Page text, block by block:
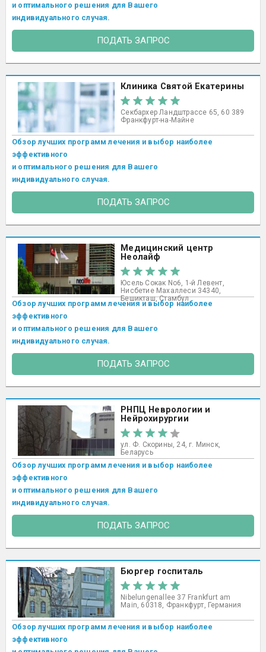
и оптимального решения для Вашего
индивидуального случая.
ПОДАТЬ ЗАПРОС
Клиника Святой Екатерины
Секбархер Ландштрассе 65, 60 389
Франкфурт-на-Майне
Обзор лучших программ лечения и выбор наиболее
эффективного
и оптимального решения для Вашего
индивидуального случая.
ПОДАТЬ ЗАПРОС
Медицинский центр
Неолайф
Юсель Сокак No6, 1-й Левент,
Нисбетие Махаллеси 34340,
Бешикташ, Стамбул ​
Обзор лучших программ лечения и выбор наиболее
эффективного
и оптимального решения для Вашего
индивидуального случая.
ПОДАТЬ ЗАПРОС
РНПЦ Неврологии и
Нейрохирургии
ул. Ф. Скорины, 24, г. Минск,
Беларусь
Обзор лучших программ лечения и выбор наиболее
эффективного
и оптимального решения для Вашего
индивидуального случая.
ПОДАТЬ ЗАПРОС
Бюргер госпиталь
Nibelungenallee 37 Frankfurt am
Main, 60318, Франкфурт, Германия
Обзор лучших программ лечения и выбор наиболее
эффективного